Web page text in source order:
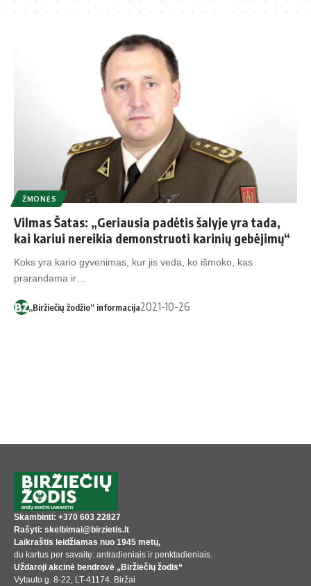
ŽMONĖS
Vilmas Šatas: „Geriausia padėtis šalyje yra tada,
kai kariui nereikia demonstruoti karinių gebėjimų“
Koks yra kario gyvenimas, kur jis veda, ko išmoko, kas
prarandama ir…
„Biržiečių žodžio“ informacija2021-10-26
Skambinti: +370 603 22827
Rašyti: skelbimai@birzietis.lt
Laikraštis leidžiamas nuo 1945 metų,
du kartus per savaitę: antradieniais ir penktadieniais.
Uždaroji akcinė bendrovė „Biržiečių žodis“
Vytauto g. 8-22, LT-41174. Biržai